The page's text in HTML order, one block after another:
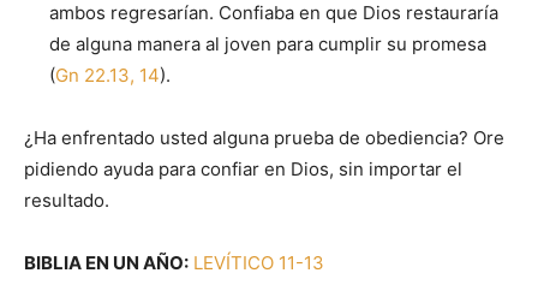
ambos regresarían. Confiaba en que Dios restauraría
de alguna manera al joven para cumplir su promesa
(Gn 22.13, 14).
¿Ha enfrentado usted alguna prueba de obediencia? Ore
pidiendo ayuda para confiar en Dios, sin importar el
resultado.
BIBLIA EN UN AÑO: LEVÍTICO 11-13